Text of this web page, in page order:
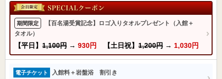
期間限定
【百名湯受賞記念】ロゴ入りタオルプレゼント（入館＋
タオル）
【平日】 1,100円 → 930円 【土日祝】 1,200円 → 1,030円
電子チケット 入館料＋岩盤浴 割引き